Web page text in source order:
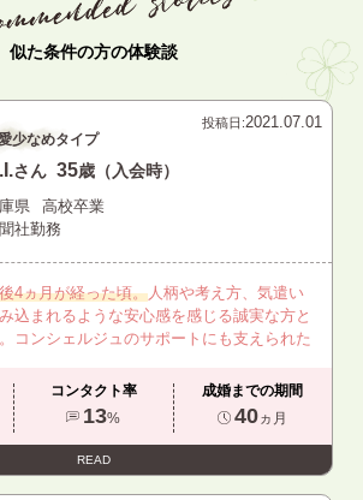
似た条件の方の体験談
投稿日:2021.07.01
少なめタイプ
さん 35歳（入会時）
県
高校卒業
社勤務
4ヵ月が経った頃。人柄や考え方、気遣い
込まれるような安心感を感じる誠実な方と
コンシェルジュのサポートにも支えられた
コンタクト率
13%
成婚までの期間
40ヵ月
READ